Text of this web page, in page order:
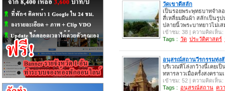
วัดเขาดีสลัก
เป็นรอยพระพุทธบาทจ
สี่เหลี่ยมผืนผ้า สลักเป็นรู
ปลายนิ้วพระบาทยาวไม่เส
เข้าชม: 38 | ความคิดเห็น:
Tags : วัด ประวัติศาสตร์
อนุสรณ์สถานวีรกรรมทุ่ง
บริเวณที่โล่งกว้างนี้เคยเ
ทหารลาวเมื่อครั้งสงครา
เข้าชม: 52 | ความคิดเห็น:
Tags : อนุสรณ์สถาน คว